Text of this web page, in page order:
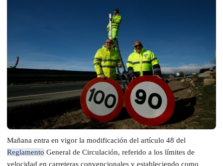
Mañana entra en vigor la modificación del artículo 48 del
Reglamento General de Circulación, referido a los límites de
velocidad en carreteras convencionales y estableciendo como